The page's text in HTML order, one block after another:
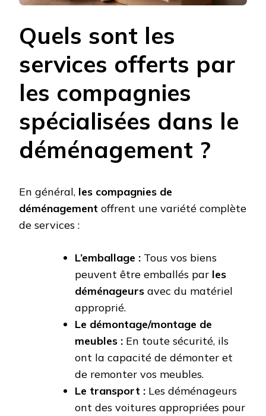
Quels sont les
services offerts par
les compagnies
spécialisées dans le
déménagement ?
En général, les compagnies de
déménagement offrent une variété complète
de services :
L’emballage : Tous vos biens
peuvent être emballés par les
déménageurs avec du matériel
approprié.
Le démontage/montage de
meubles : En toute sécurité, ils
ont la capacité de démonter et
de remonter vos meubles.
Le transport : Les déménageurs
ont des voitures appropriées pour